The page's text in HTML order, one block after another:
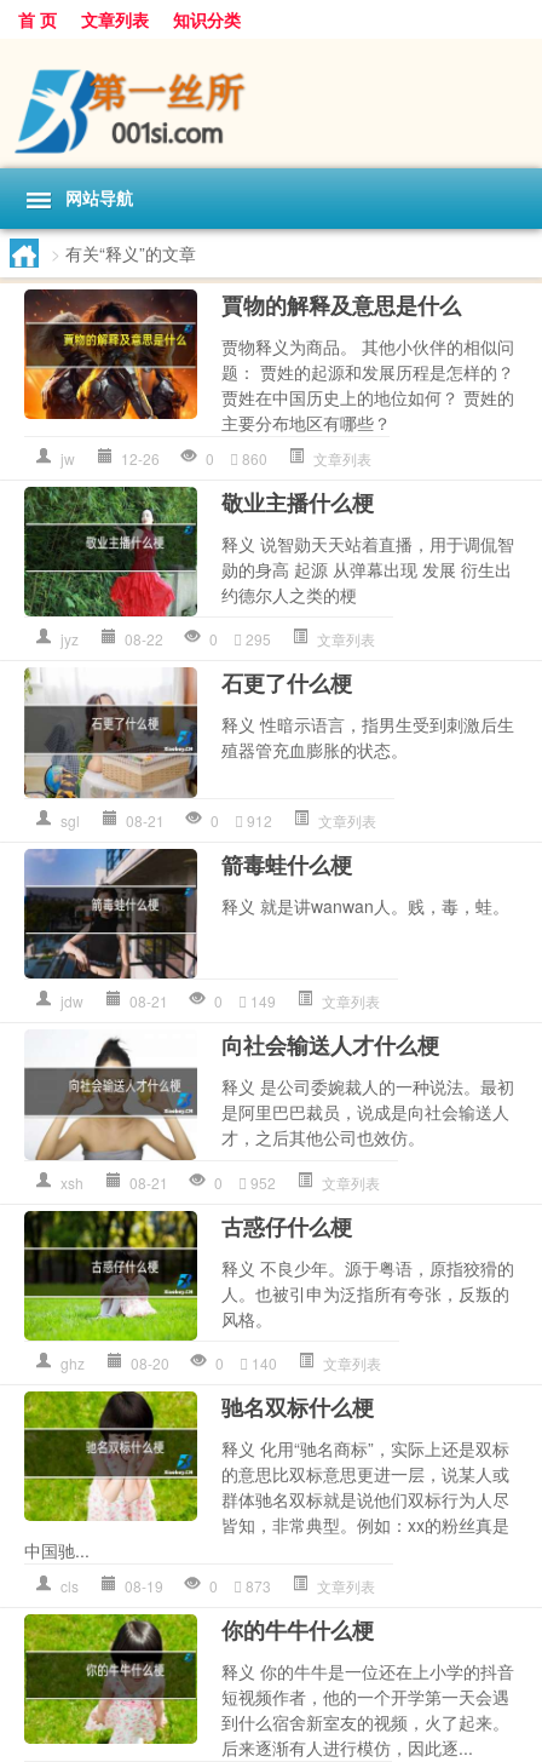
首 页 文章列表 知识分类
网站导航
> 有关“释义”的文章
賈物的解释及意思是什么
贾物释义为商品。 其他小伙伴的相似问
题： 贾姓的起源和发展历程是怎样的？
贾姓在中国历史上的地位如何？ 贾姓的
主要分布地区有哪些？
jw 12-26 0 860 文章列表
敬业主播什么梗
释义 说智勋天天站着直播，用于调侃智
勋的身高 起源 从弹幕出现 发展 衍生出
约德尔人之类的梗
jyz 08-22 0 295 文章列表
石更了什么梗
释义 性暗示语言，指男生受到刺激后生
殖器管充血膨胀的状态。
sgl 08-21 0 912 文章列表
箭毒蛙什么梗
释义 就是讲wanwan人。贱，毒，蛙。
jdw 08-21 0 149 文章列表
向社会输送人才什么梗
释义 是公司委婉裁人的一种说法。最初
是阿里巴巴裁员，说成是向社会输送人
才，之后其他公司也效仿。
xsh 08-21 0 952 文章列表
古惑仔什么梗
释义 不良少年。源于粤语，原指狡猾的
人。也被引申为泛指所有夸张，反叛的
风格。
ghz 08-20 0 140 文章列表
驰名双标什么梗
释义 化用“驰名商标”，实际上还是双标
的意思比双标意思更进一层，说某人或
群体驰名双标就是说他们双标行为人尽
皆知，非常典型。例如：xx的粉丝真是
中国驰...
cls 08-19 0 873 文章列表
你的牛牛什么梗
释义 你‌‌‌‌‌‌‌‌‌‌‌‌的牛牛是一位还在上小学的抖音
短视频作者，他的一个开学第一天会遇
到什么宿舍新室友的视频，火了起来。
后来逐渐有人进行模仿，因此逐...